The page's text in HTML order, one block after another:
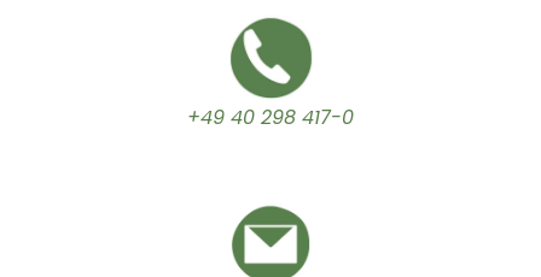
+49 40 298 417-0